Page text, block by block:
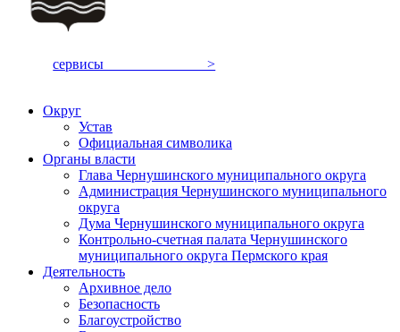
сервисы >
Округ
Устав
Официальная символика
Органы власти
Глава Чернушинского муниципального округа
Администрация Чернушинского муниципального
округа
Дума Чернушинского муниципального округа
Контрольно-счетная палата Чернушинского
муниципального округа Пермского края
Деятельность
Архивное дело
Безопасность
Благоустройство